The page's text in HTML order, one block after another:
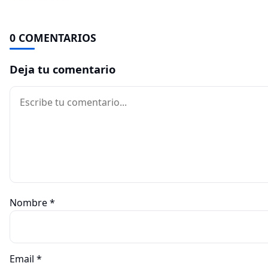
0 COMENTARIOS
Deja tu comentario
Comentario
Nombre*
Email *